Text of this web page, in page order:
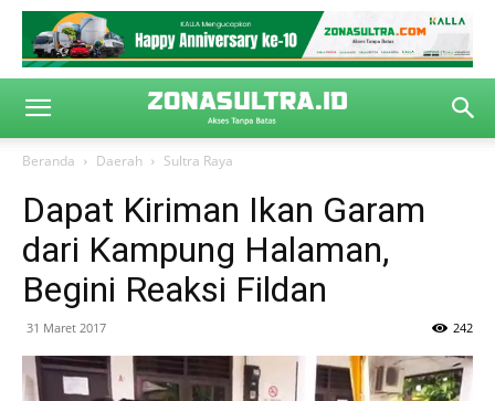
Beranda Daerah Sultra Raya
Dapat Kiriman Ikan Garam
dari Kampung Halaman,
Begini Reaksi Fildan
31 Maret 2017 242